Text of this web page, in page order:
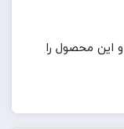
این محصول را